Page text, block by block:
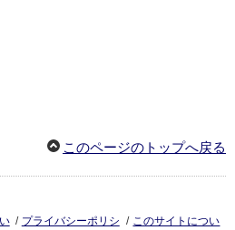
このページのトップへ戻る
/ プライバシーポリシ / このサイトについ